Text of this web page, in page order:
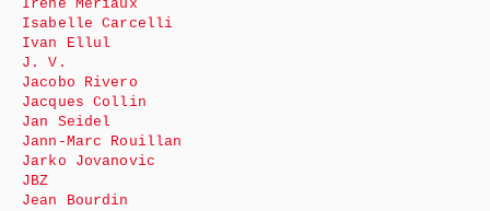
Irène Mériaux
Isabelle Carcelli
Ivan Ellul
J. V.
Jacobo Rivero
Jacques Collin
Jan Seidel
Jann-Marc Rouillan
Jarko Jovanovic
JBZ
Jean Bourdin